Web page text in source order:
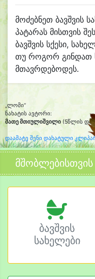
მოძებნეთ ბავშვის
პატარას მისთვის
ბავშვის სქესი,
თუ როგორ გინდათ
მთავრდებოდეს.
„ლომი“
ნახატის ავტორი:
მათე მთიულიშვილი (5წლის და
დაამატე შენი დახატული
მშობლებისთვის
ბავშვის
სახელები